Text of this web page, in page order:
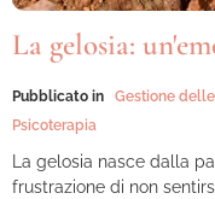
La gelosia:
Pubblicato in Gestione
Psicoterapia
La gelosia nasce dalla
frustrazione di non